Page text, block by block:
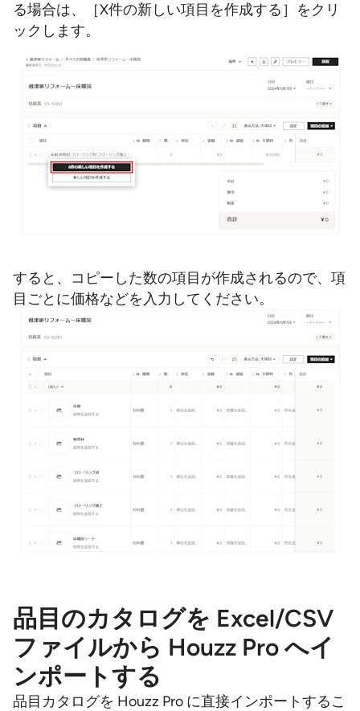
る場合は、［X件の新しい項目を作成する］をクリ
ックします。
すると、コピーした数の項目が作成されるので、項
目ごとに価格などを入力してください。
品目のカタログを Excel/CSV
ファイルから Houzz Pro へイ
ンポートする
品目カタログを Houzz Pro に直接インポートするこ